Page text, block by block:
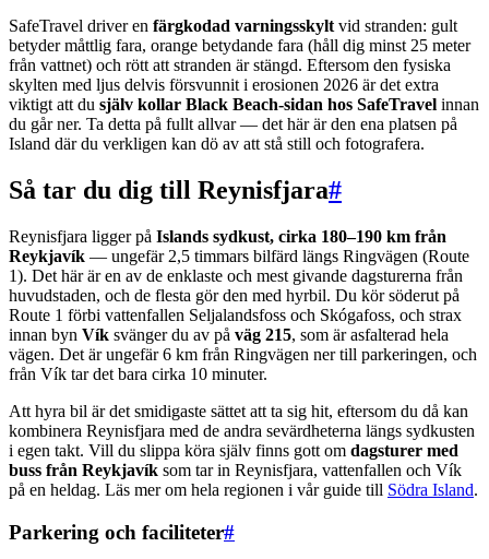
SafeTravel driver en färgkodad varningsskylt vid stranden: gult
betyder måttlig fara, orange betydande fara (håll dig minst 25 meter
från vattnet) och rött att stranden är stängd. Eftersom den fysiska
skylten med ljus delvis försvunnit i erosionen 2026 är det extra
viktigt att du själv kollar Black Beach-sidan hos SafeTravel innan
du går ner. Ta detta på fullt allvar — det här är den ena platsen på
Island där du verkligen kan dö av att stå still och fotografera.
Så tar du dig till Reynisfjara#
Reynisfjara ligger på Islands sydkust, cirka 180–190 km från
Reykjavík — ungefär 2,5 timmars bilfärd längs Ringvägen (Route
1). Det här är en av de enklaste och mest givande dagsturerna från
huvudstaden, och de flesta gör den med hyrbil. Du kör söderut på
Route 1 förbi vattenfallen Seljalandsfoss och Skógafoss, och strax
innan byn Vík svänger du av på väg 215, som är asfalterad hela
vägen. Det är ungefär 6 km från Ringvägen ner till parkeringen, och
från Vík tar det bara cirka 10 minuter.
Att hyra bil är det smidigaste sättet att ta sig hit, eftersom du då kan
kombinera Reynisfjara med de andra sevärdheterna längs sydkusten
i egen takt. Vill du slippa köra själv finns gott om dagsturer med
buss från Reykjavík som tar in Reynisfjara, vattenfallen och Vík
på en heldag. Läs mer om hela regionen i vår guide till Södra Island.
Parkering och faciliteter#